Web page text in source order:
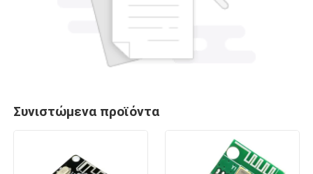
Συνιστώμενα προϊόντα